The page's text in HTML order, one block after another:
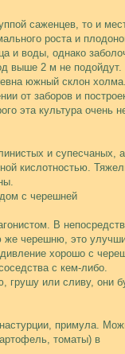
саженцев, то и
роста и
и воды, однако
выше 2 м не подойдут.
южный склон
от заборов и
эта культура очень
и супесчаных,
кислотностью.
с черешней
В
же черешню, это
хорошо с
с кем-либо.
грушу или сливу, они
примула.
томаты) в